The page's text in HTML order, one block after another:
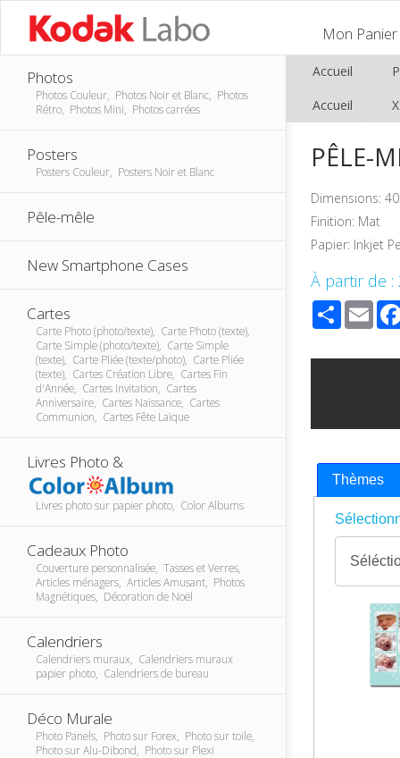
Mon Panier
Photos
Photos Couleur, Photos Noir et Blanc, Photos
Rétro, Photos Mini, Photos carrées
Posters
Posters Couleur, Posters Noir et Blanc
Pêle-mêle
New Smartphone Cases
Cartes
Carte Photo (photo/texte), Carte Photo (texte),
Carte Simple (photo/texte), Carte Simple
(texte), Carte Pliée (texte/photo), Carte Pliée
(texte), Cartes Création Libre, Cartes Fin
d'Année, Cartes Invitation, Cartes
Anniversaire, Cartes Naissance, Cartes
Communion, Cartes Fête Laïque
Livres Photo &
Livres photo sur papier photo, Color Albums
Cadeaux Photo
Couverture personnalisée, Tasses et Verres,
Articles ménagers, Articles Amusant, Photos
Magnétiques, Décoration de Noël
Calendriers
Calendriers muraux, Calendriers muraux
papier photo, Calendriers de bureau
Déco Murale
Photo Panels, Photo sur Forex, Photo sur toile,
Photo sur Alu-Dibond, Photo sur Plexi
Accueil
Accueil
PÊLE-
Dimensions:
Finition: Mat
Papier: Inkjet
À partir de :
Share
Thèmes